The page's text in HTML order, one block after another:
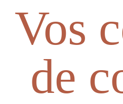
Vos
de